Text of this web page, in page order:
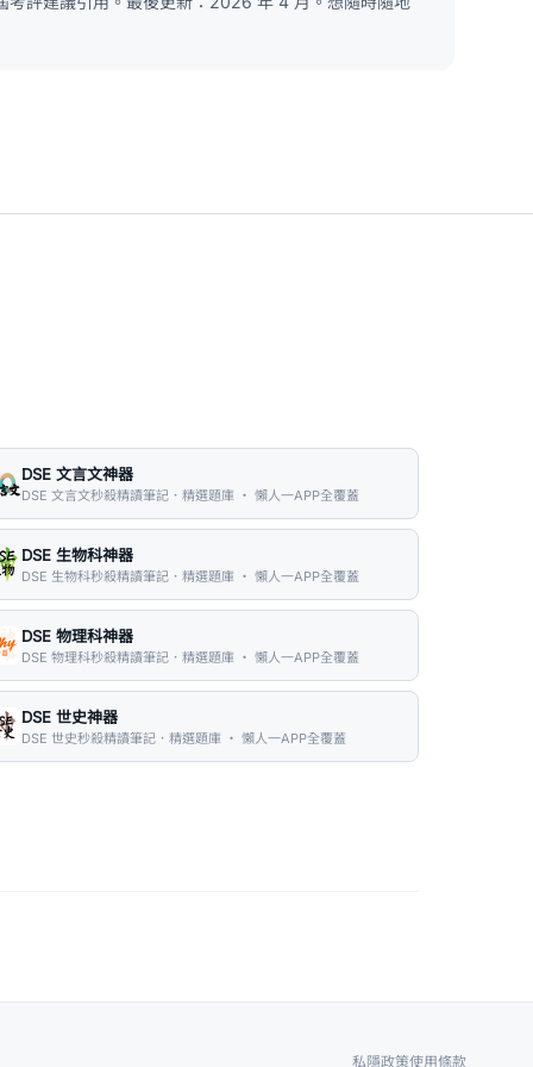
DSE 文言文神器
DSE 文言文秒殺精讀筆記．精選題庫 ・ 懶人一APP全覆蓋
DSE 生物科神器
DSE 生物科秒殺精讀筆記．精選題庫 ・ 懶人一APP全覆蓋
DSE 物理科神器
DSE 物理科秒殺精讀筆記．精選題庫 ・ 懶人一APP全覆蓋
DSE 世史神器
DSE 世史秒殺精讀筆記．精選題庫 ・ 懶人一APP全覆蓋
私隱政策使用條款